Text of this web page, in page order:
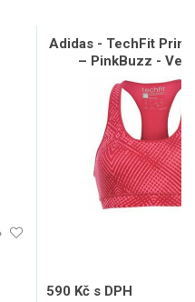
Adidas - TechFit Print
– PinkBuzz -
590 Kč s DPH